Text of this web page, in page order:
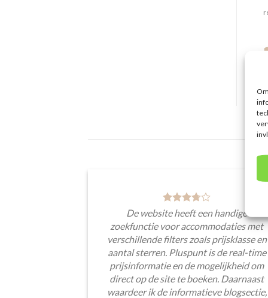
De website heeft een handige
zoekfunctie voor accommodaties met
verschillende filters zoals prijsklasse en
aantal sterren. Pluspunt is de real-time
prijsinformatie en de mogelijkheid om
direct op de site te boeken. Daarnaast
waardeer ik de informatieve blogsectie,